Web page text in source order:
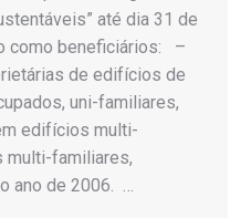
até dia 31 de
como beneficiários: –
de edifícios de
uni-familiares,
edifícios multi-
multi-familiares,
ano de 2006. …